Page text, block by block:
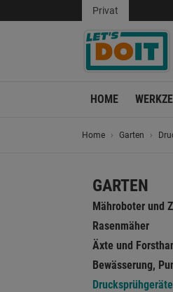
Privat
HOME
Home Garten
GARTEN
Mähroboter und
Rasenmäher
Äxte und
Bewässerung,
Drucksprühgeräte